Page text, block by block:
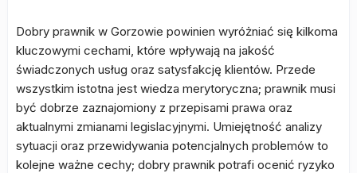
Dobry prawnik w Gorzowie powinien wyróżniać się kilkoma
kluczowymi cechami, które wpływają na jakość
świadczonych usług oraz satysfakcję klientów. Przede
wszystkim istotna jest wiedza merytoryczna; prawnik musi
być dobrze zaznajomiony z przepisami prawa oraz
aktualnymi zmianami legislacyjnymi. Umiejętność analizy
sytuacji oraz przewidywania potencjalnych problemów to
kolejne ważne cechy; dobry prawnik potrafi ocenić ryzyko